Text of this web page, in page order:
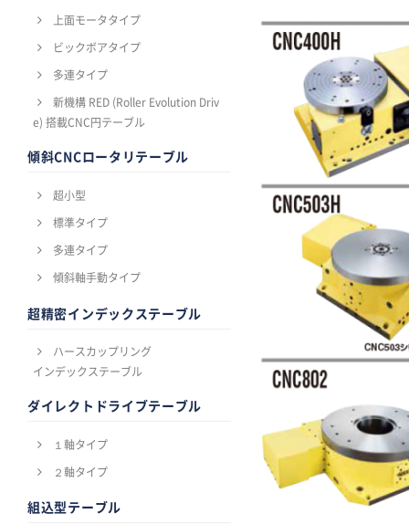
上面モータタイプ
ビックボアタイプ
多連タイプ
新機構 RED (Roller Evolution Driv
e) 搭載CNC円テーブル
傾斜CNCロータリテーブル
超小型
標準タイプ
多連タイプ
傾斜軸手動タイプ
超精密インデックステーブル
ハースカップリング
インデックステーブル
ダイレクトドライブテーブル
１軸タイプ
２軸タイプ
組込型テーブル